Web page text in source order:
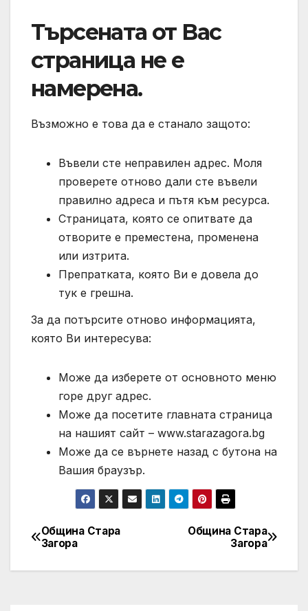
Търсената от Вас
страница не е
намерена.
Възможно е това да е станало защото:
Въвели сте неправилен адрес. Моля
проверете отново дали сте въвели
правилно адреса и пътя към ресурса.
Страницата, която се опитвате да
отворите е преместена, променена
или изтрита.
Препратката, която Ви е довела до
тук е грешна.
За да потърсите отново информацията,
която Ви интересува:
Може да изберете от основното меню
горе друг адрес.
Може да посетите главната страница
на нашият сайт – www.starazagora.bg
Може да се върнете назад с бутона на
Вашия браузър.
Post
navigation
Община Стара
Загора
Община Стара
Загора